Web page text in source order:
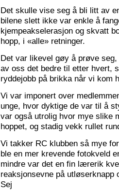
Det skulle vise seg å bli litt av
bilene slett ikke var enkle å
kjempeakselerasjon og skvatt
hopp, i «alle» retninger.
Det var likevel gøy å prøve
av oss det bedre til etter hvert,
ryddejobb på brikka når vi kom
Vi var imponert over
unge, hvor dyktige de var til å
var også utrolig hvor mye slike
hoppet, og stadig vekk rullet
Vi takker RC klubben så mye
ble en mer krevende fotokveld
mindre var det en fin lærerik
reaksjonsevne på utløserknapp
Sej